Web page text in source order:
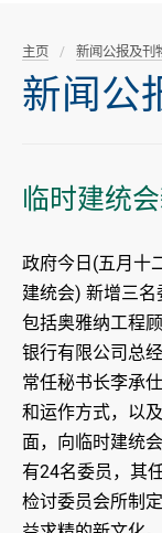
主页 新闻公报及刊
新闻公
临时建统
政府今日(五月十
建统会) 新增三
包括奥雅纳工程
银行有限公司总
常任秘书长李承
和运作方式，以
面，向临时建统
有24名委员，其
检讨委员会所制